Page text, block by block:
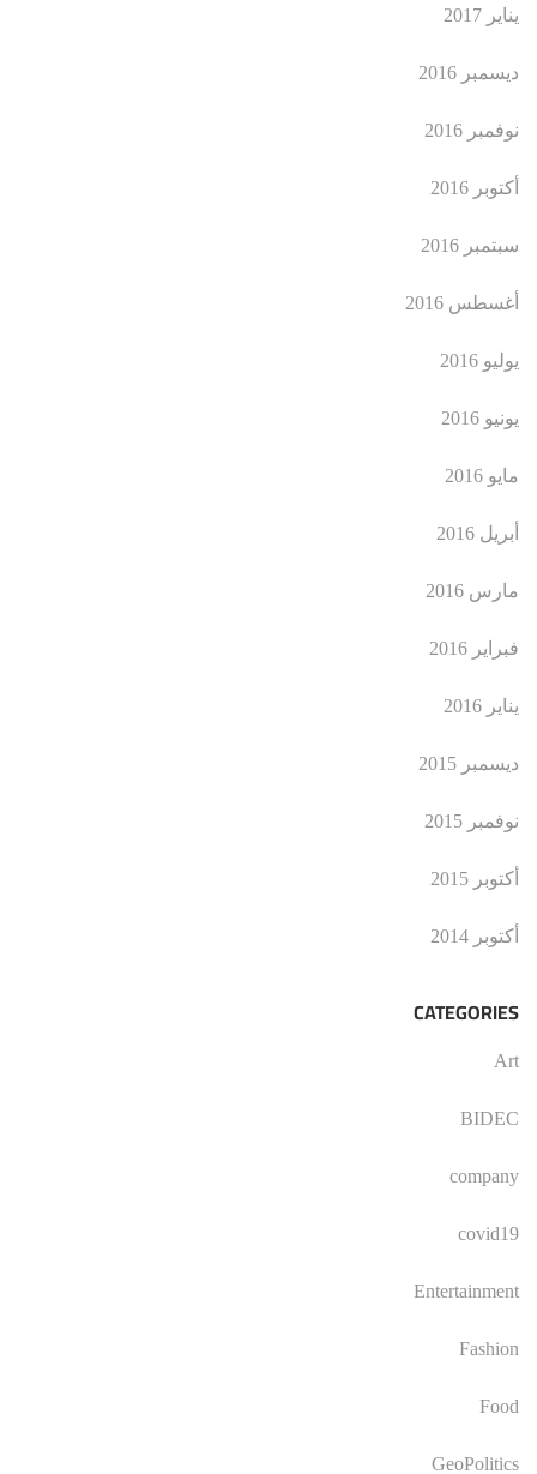
يناير 2017
ديسمبر 2016
نوفمبر 2016
أكتوبر 2016
سبتمبر 2016
أغسطس 2016
يوليو 2016
يونيو 2016
مايو 2016
أبريل 2016
مارس 2016
فبراير 2016
يناير 2016
ديسمبر 2015
نوفمبر 2015
أكتوبر 2015
أكتوبر 2014
CATEGORIES
Art
BIDEC
company
covid19
Entertainment
Fashion
Food
GeoPolitics